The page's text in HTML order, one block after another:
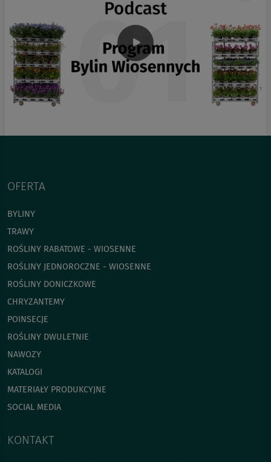
OFERTA
BYLINY
TRAWY
ROŚLINY RABATOWE - WIOSENNE
ROŚLINY JEDNOROCZNE - WIOSENNE
ROŚLINY DONICZKOWE
CHRYZANTEMY
POINSECJE
ROŚLINY DWULETNIE
NAWOZY
KATALOGI
MATERIAŁY PRODUKCYJNE
SOCIAL MEDIA
KONTAKT